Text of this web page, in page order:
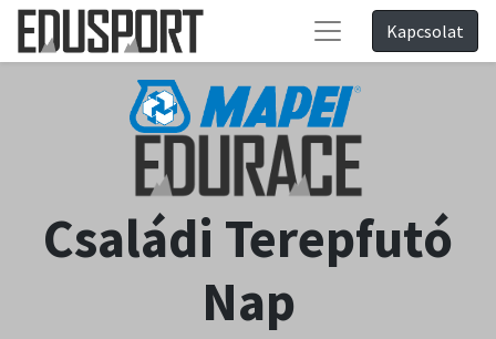
Kapcsolat
Családi Terepfutó
Nap